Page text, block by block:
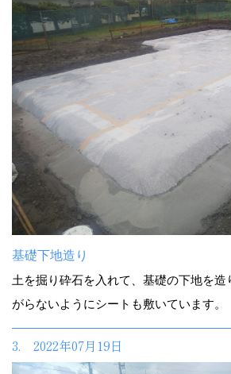
基礎下地造り
土を掘り砕石を入れて、基礎の下地を造
がらないようにシートも敷いています。
3. 2022年07月19日